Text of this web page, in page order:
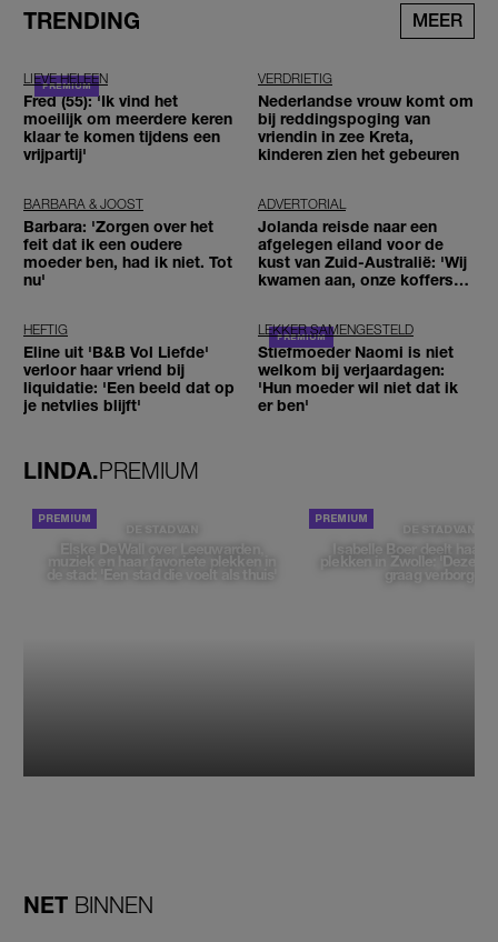
TRENDING MEER
LIEVE HELEEN
Fred (55): 'Ik vind het
moeilijk om meerdere keren
klaar te komen tijdens een
vrijpartij'
VERDRIETIG
Nederlandse vrouw komt om
bij reddingspoging van
vriendin in zee Kreta,
kinderen zien het gebeuren
BARBARA & JOOST
Barbara: 'Zorgen over het
feit dat ik een oudere
moeder ben, had ik niet. Tot
nu'
ADVERTORIAL
Jolanda reisde naar een
afgelegen eiland voor de
kust van Zuid-Australië: 'Wij
kwamen aan, onze koffers
HEFTIG
Eline uit 'B&B Vol Liefde'
verloor haar vriend bij
liquidatie: 'Een beeld dat op
je netvlies blijft'
LEKKER SAMENGESTELD
Stiefmoeder Naomi is niet
welkom bij verjaardagen:
'Hun moeder wil niet dat ik
er ben'
LINDA.PREMIUM
DE STAD VAN
Elske DeWall over Leeuwarden,
muziek en haar favoriete plekken in
de stad: 'Een stad die voelt als thuis'
DE STAD VAN
Isabelle Boer deelt haar
plekken in Zwolle: 'Deze
graag verborgen'
NET BINNEN